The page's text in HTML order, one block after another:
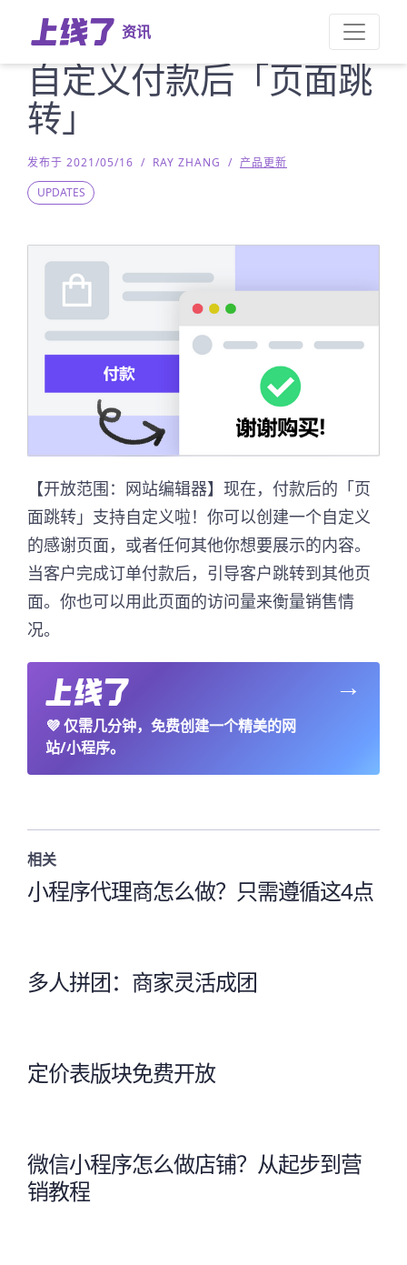
资讯
自定义付款后「页面跳
转」
发布于 2021/05/16 / RAY ZHANG / 产品更新
UPDATES
【开放范围：网站编辑器】现在，付款后的「页
面跳转」支持自定义啦！你可以创建一个自定义
的感谢页面，或者任何其他你想要展示的内容。
当客户完成订单付款后，引导客户跳转到其他页
面。你也可以用此页面的访问量来衡量销售情
况。
💜仅需几分钟，免费创建一个精美的网
站/小程序。
→
相关
小程序代理商怎么做？只需遵循这4点
多人拼团：商家灵活成团
定价表版块免费开放
微信小程序怎么做店铺？从起步到营
销教程